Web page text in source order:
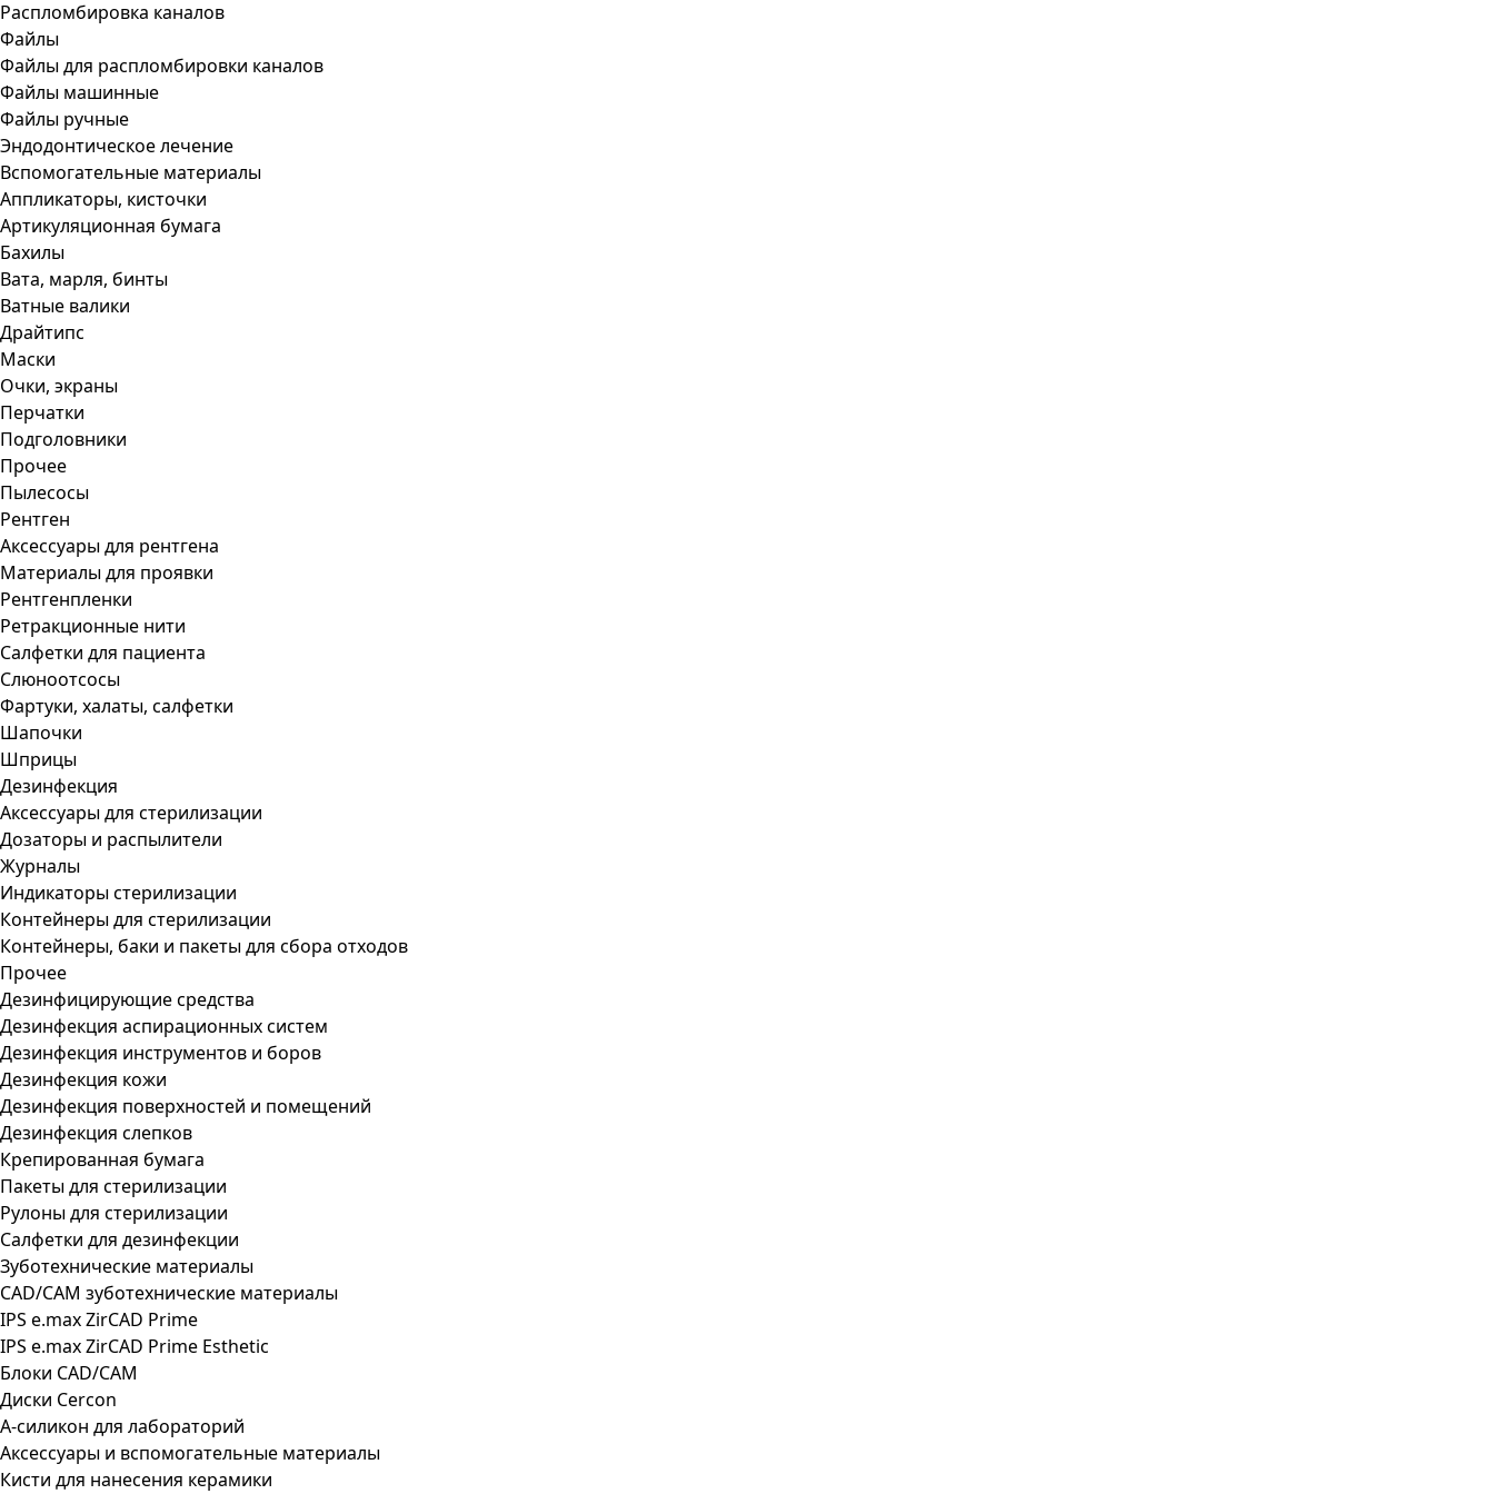
Распломбировка каналов
Файлы
Файлы для распломбировки каналов
Файлы машинные
Файлы ручные
Эндодонтическое лечение
Вспомогательные материалы
Аппликаторы, кисточки
Артикуляционная бумага
Бахилы
Вата, марля, бинты
Ватные валики
Драйтипс
Маски
Очки, экраны
Перчатки
Подголовники
Прочее
Пылесосы
Рентген
Аксессуары для рентгена
Материалы для проявки
Рентгенпленки
Ретракционные нити
Салфетки для пациента
Слюноотсосы
Фартуки, халаты, салфетки
Шапочки
Шприцы
Дезинфекция
Аксессуары для стерилизации
Дозаторы и распылители
Журналы
Индикаторы стерилизации
Контейнеры для стерилизации
Контейнеры, баки и пакеты для сбора отходов
Прочее
Дезинфицирующие средства
Дезинфекция аспирационных систем
Дезинфекция инструментов и боров
Дезинфекция кожи
Дезинфекция поверхностей и помещений
Дезинфекция слепков
Крепированная бумага
Пакеты для стерилизации
Рулоны для стерилизации
Салфетки для дезинфекции
Зуботехнические материалы
CAD/CAM зуботехнические материалы
IPS e.max ZirCAD Prime
IPS e.max ZirCAD Prime Esthetic
Блоки CAD/CAM
Диски Cercon
А-силикон для лабораторий
Аксессуары и вспомогательные материалы
Кисти для нанесения керамики